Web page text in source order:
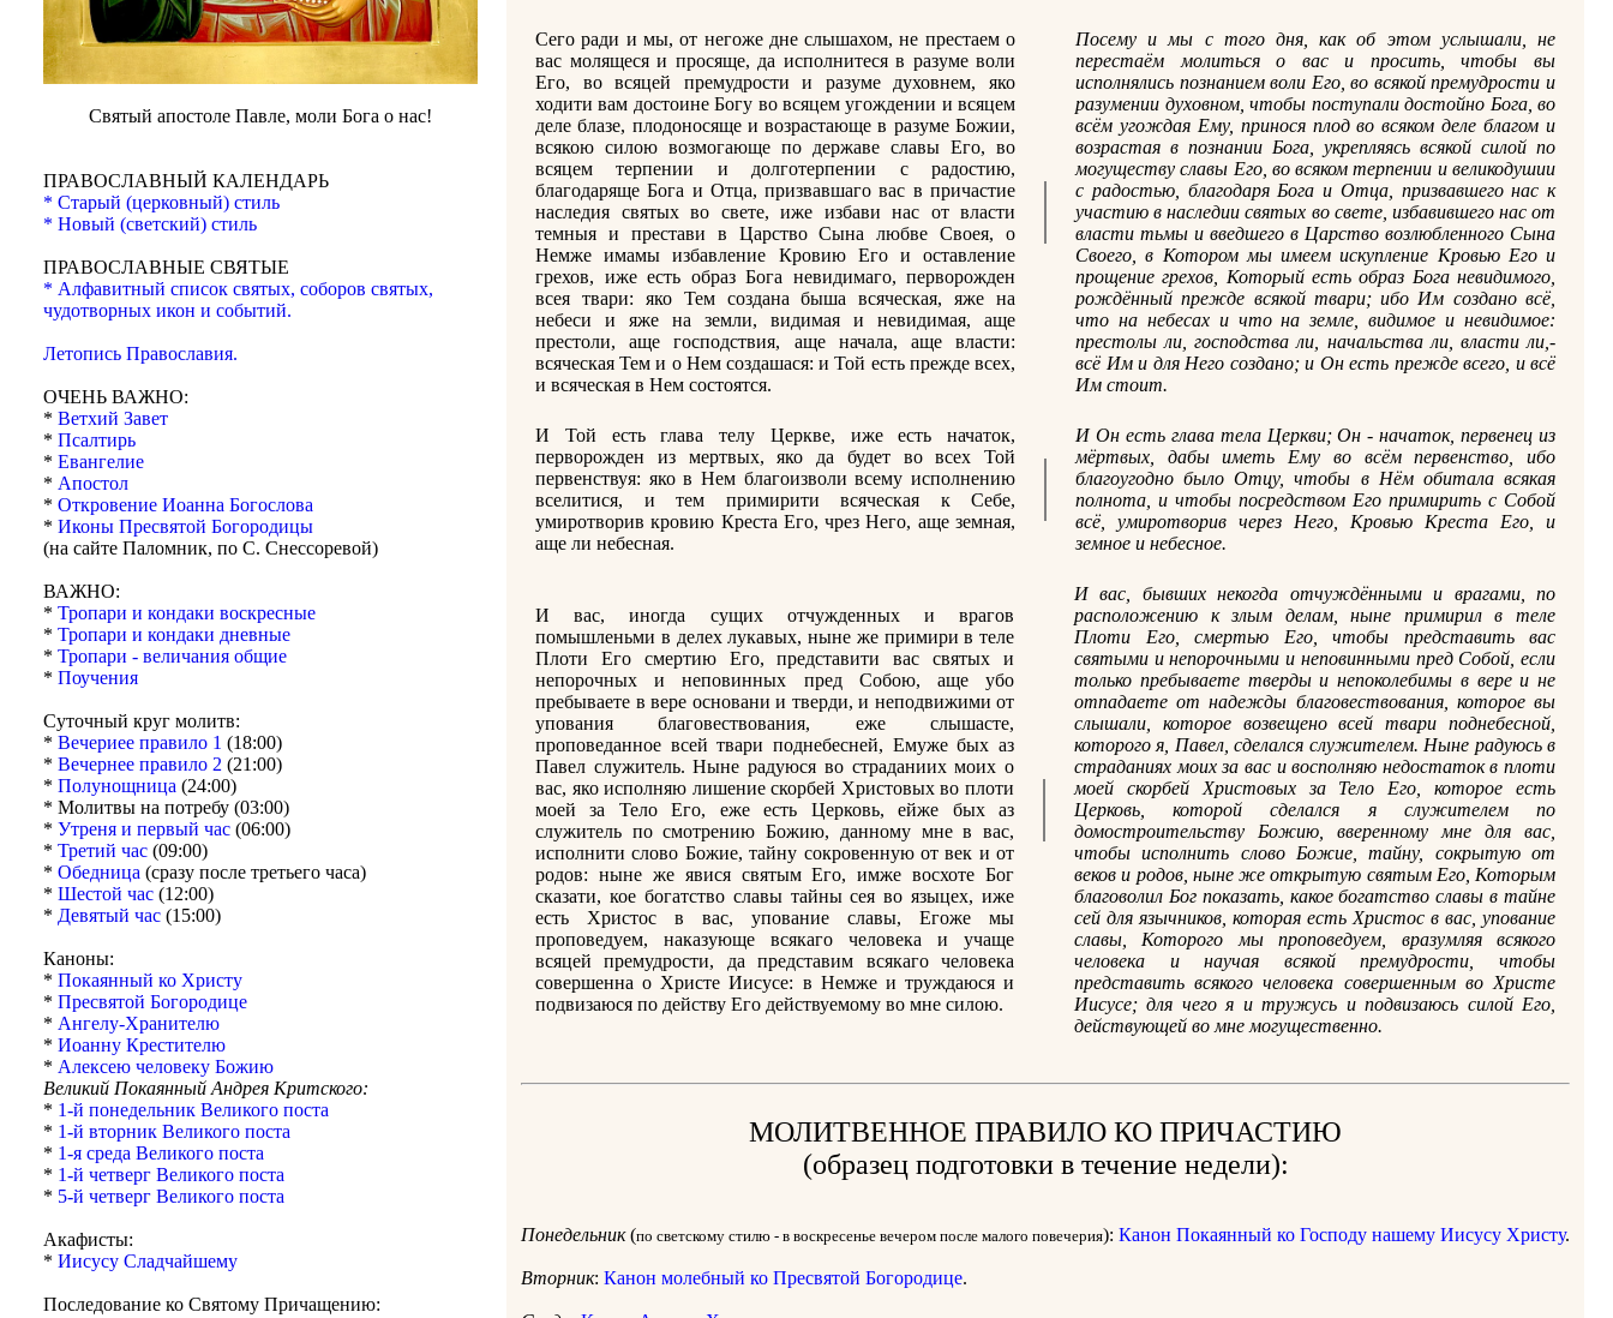
Святый апостоле Павле, моли Бога о нас!
ПРАВОСЛАВНЫЙ КАЛЕНДАРЬ
* Старый (церковный) стиль
* Новый (светский) стиль
ПРАВОСЛАВНЫЕ СВЯТЫЕ
* Алфавитный список святых, соборов святых,
чудотворных икон и событий.
Летопись Православия.
ОЧЕНЬ ВАЖНО:
* Ветхий Завет
* Псалтирь
* Евангелие
* Апостол
* Откровение Иоанна Богослова
* Иконы Пресвятой Богородицы
(на сайте Паломник, по С. Снессоревой)
ВАЖНО:
* Тропари и кондаки воскресные
* Тропари и кондаки дневные
* Тропари - величания общие
* Поучения
Суточный круг молитв:
* Вечериее правило 1 (18:00)
* Вечернее правило 2 (21:00)
* Полунощница (24:00)
* Молитвы на потребу (03:00)
* Утреня и первый час (06:00)
* Третий час (09:00)
* Обедница (сразу после третьего часа)
* Шестой час (12:00)
* Девятый час (15:00)
Каноны:
* Покаянный ко Христу
* Пресвятой Богородице
* Ангелу-Хранителю
* Иоанну Крестителю
* Алексею человеку Божию
Великий Покаянный Андрея Критского:
* 1-й понедельник Великого поста
* 1-й вторник Великого поста
* 1-я среда Великого поста
* 1-й четверг Великого поста
* 5-й четверг Великого поста
Акафисты:
* Иисусу Сладчайшему
Последование ко Святому Причащению:
Сего ради и мы, от негоже дне слышахом, не престаем о
вас молящеся и просяще, да исполнитеся в разуме воли
Его, во всяцей премудрости и разуме духовнем, яко
ходити вам достоине Богу во всяцем угождении и всяцем
деле блазе, плодоносяще и возрастающе в разуме Божии,
всякою силою возмогающе по державе славы Его, во
всяцем терпении и долготерпении с радостию,
благодаряще Бога и Отца, призвавшаго вас в причастие
наследия святых во свете, иже избави нас от власти
темныя и престави в Царство Сына любве Своея, о
Немже имамы избавление Кровию Его и оставление
грехов, иже есть образ Бога невидимаго, перворожден
всея твари: яко Тем создана быша всяческая, яже на
небеси и яже на земли, видимая и невидимая, аще
престоли, аще господствия, аще начала, аще власти:
всяческая Тем и о Нем создашася: и Той есть прежде всех,
и всяческая в Нем состоятся.
Посему и мы с того дня, как об этом услышали, не
перестаём молиться о вас и просить, чтобы вы
исполнялись познанием воли Его, во всякой премудрости и
разумении духовном, чтобы поступали достойно Бога, во
всём угождая Ему, принося плод во всяком деле благом и
возрастая в познании Бога, укрепляясь всякой силой по
могуществу славы Его, во всяком терпении и великодушии
с радостью, благодаря Бога и Отца, призвавшего нас к
участию в наследии святых во свете, избавившего нас от
власти тьмы и введшего в Царство возлюбленного Сына
Своего, в Котором мы имеем искупление Кровью Его и
прощение грехов, Который есть образ Бога невидимого,
рождённый прежде всякой твари; ибо Им создано всё,
что на небесах и что на земле, видимое и невидимое:
престолы ли, господства ли, начальства ли, власти ли,-
всё Им и для Него создано; и Он есть прежде всего, и всё
Им стоит.
И Той есть глава телу Церкве, иже есть начаток,
перворожден из мертвых, яко да будет во всех Той
первенствуя: яко в Нем благоизволи всему исполнению
вселитися, и тем примирити всяческая к Себе,
умиротворив кровию Креста Его, чрез Него, аще земная,
аще ли небесная.
И Он есть глава тела Церкви; Он - начаток, первенец из
мёртвых, дабы иметь Ему во всём первенство, ибо
благоугодно было Отцу, чтобы в Нём обитала всякая
полнота, и чтобы посредством Его примирить с Собой
всё, умиротворив через Него, Кровью Креста Его, и
земное и небесное.
И вас, иногда сущих отчужденных и врагов
помышленьми в делех лукавых, ныне же примири в теле
Плоти Его смертию Его, представити вас святых и
непорочных и неповинных пред Собою, аще убо
пребываете в вере основани и тверди, и неподвижими от
упования благовествования, еже слышасте,
проповеданное всей твари поднебесней, Емуже бых аз
Павел служитель. Ныне радуюся во страданиих моих о
вас, яко исполняю лишение скорбей Христовых во плоти
моей за Тело Его, еже есть Церковь, ейже бых аз
служитель по смотрению Божию, данному мне в вас,
исполнити слово Божие, тайну сокровенную от век и от
родов: ныне же явися святым Его, имже восхоте Бог
сказати, кое богатство славы тайны сея во языцех, иже
есть Христос в вас, упование славы, Егоже мы
проповедуем, наказующе всякаго человека и учаще
всяцей премудрости, да представим всякаго человека
совершенна о Христе Иисусе: в Немже и труждаюся и
подвизаюся по действу Его действуемому во мне силою.
И вас, бывших некогда отчуждёнными и врагами, по
расположению к злым делам, ныне примирил в теле
Плоти Его, смертью Его, чтобы представить вас
святыми и непорочными и неповинными пред Собой, если
только пребываете тверды и непоколебимы в вере и не
отпадаете от надежды благовествования, которое вы
слышали, которое возвещено всей твари поднебесной,
которого я, Павел, сделался служителем. Ныне радуюсь в
страданиях моих за вас и восполняю недостаток в плоти
моей скорбей Христовых за Тело Его, которое есть
Церковь, которой сделался я служителем по
домостроительству Божию, вверенному мне для вас,
чтобы исполнить слово Божие, тайну, сокрытую от
веков и родов, ныне же открытую святым Его, Которым
благоволил Бог показать, какое богатство славы в тайне
сей для язычников, которая есть Христос в вас, упование
славы, Которого мы проповедуем, вразумляя всякого
человека и научая всякой премудрости, чтобы
представить всякого человека совершенным во Христе
Иисусе; для чего я и тружусь и подвизаюсь силой Его,
действующей во мне могущественно.
МОЛИТВЕННОЕ ПРАВИЛО КО ПРИЧАСТИЮ
(образец подготовки в течение недели):
Понедельник(по светскому стилю - в воскресенье вечером после малого повечерия): Канон Покаянный ко Господу нашему Иисусу Христу.
Вторник: Канон молебный ко Пресвятой Богородице.